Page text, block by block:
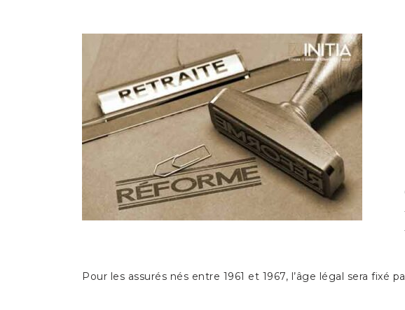
Pour les assurés nés entre 1961 et 1967, l’âge légal sera